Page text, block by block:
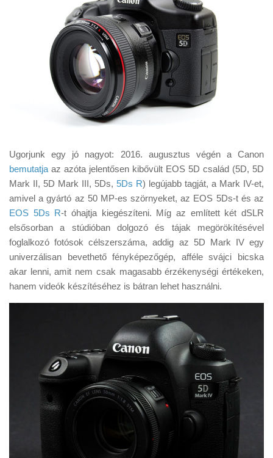
Ugorjunk egy jó nagyot: 2016. augusztus végén a Canon
bemutatja az azóta jelentősen kibővült EOS 5D család (5D, 5D
Mark II, 5D Mark III, 5Ds, 5Ds R) legújabb tagját, a Mark IV-et,
amivel a gyártó az 50 MP-es szörnyeket, az EOS 5Ds-t és az
EOS 5Ds R-t óhajtja kiegészíteni. Míg az említett két dSLR
elsősorban a stúdióban dolgozó és tájak megörökítésével
foglalkozó fotósok célszerszáma, addig az 5D Mark IV egy
univerzálisan bevethető fényképezőgép, afféle svájci bicska
akar lenni, amit nem csak magasabb érzékenységi értékeken,
hanem videók készítéséhez is bátran lehet használni.